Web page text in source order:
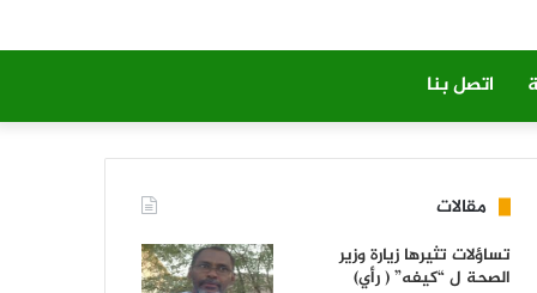
اتصل بنا
مقالات
تساؤلات تثيرها زيارة وزير
الصحة ل “كيفه” ( رأي)